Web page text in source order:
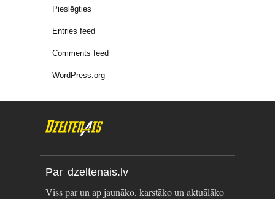
Pieslēgties
Entries feed
Comments feed
WordPress.org
Par dzeltenais.lv
Viss par un ap jaunāko, karstāko un aktuālāko